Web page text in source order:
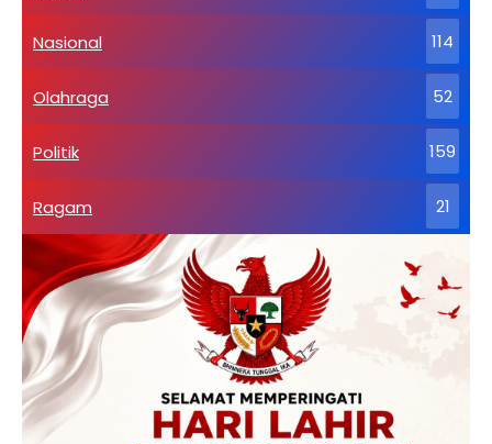
Nasional 114
Olahraga 52
Politik 159
Ragam 21